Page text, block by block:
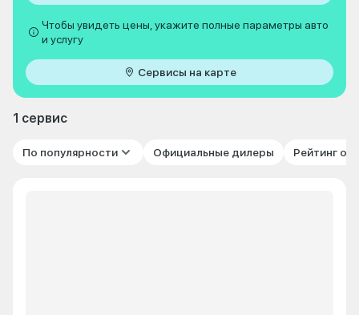
Чтобы увидеть цены, укажите полные параметры авто
и услугу
Сервисы на карте
1 сервис
По популярности Официальные дилеры Рейтинг